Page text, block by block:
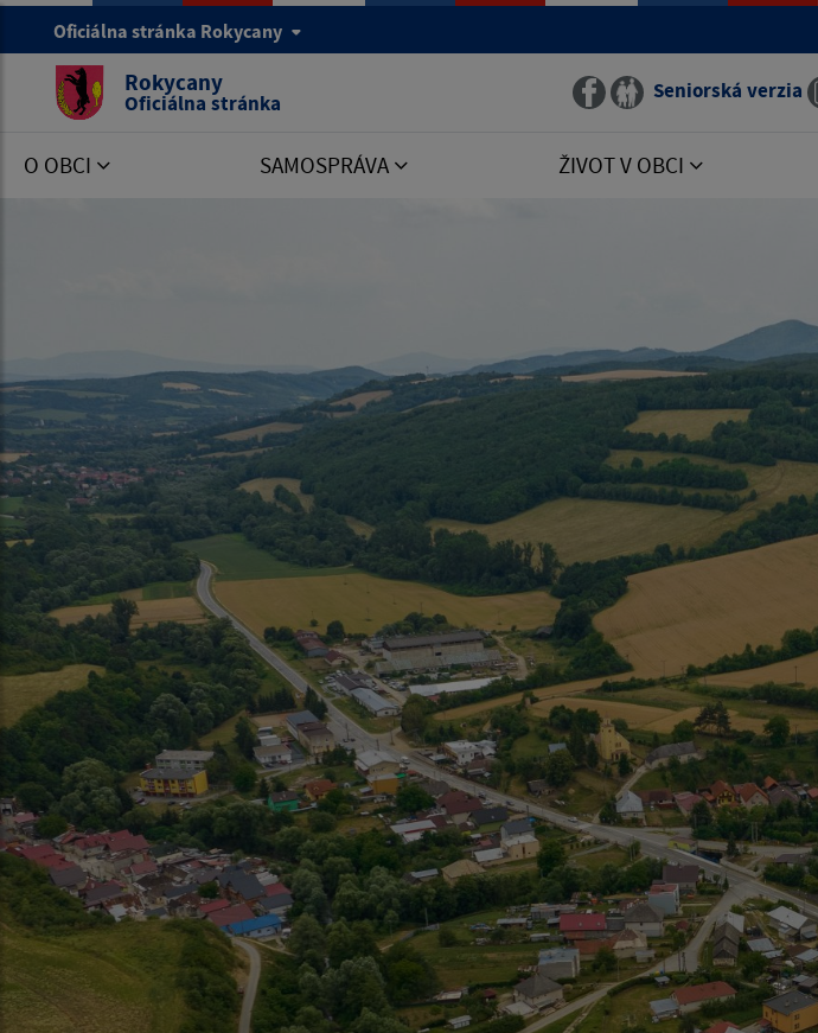
Oficiálna stránka Rokycany
Rokycany
Oficiálna stránka Seniorská verzia
O OBCI SAMOSPRÁVA ŽIVOT V OBCI